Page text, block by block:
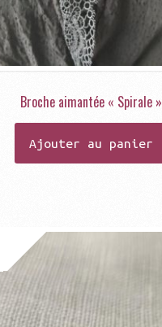
Broche aimantée « Spirale »
Ajouter au panier